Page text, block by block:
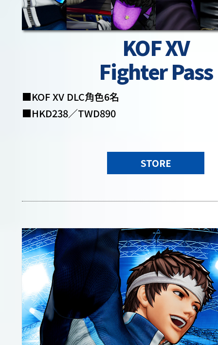
KOF XV
Fighter Pass
■KOF XV DLC角色6名
■HKD238／TWD890
STORE